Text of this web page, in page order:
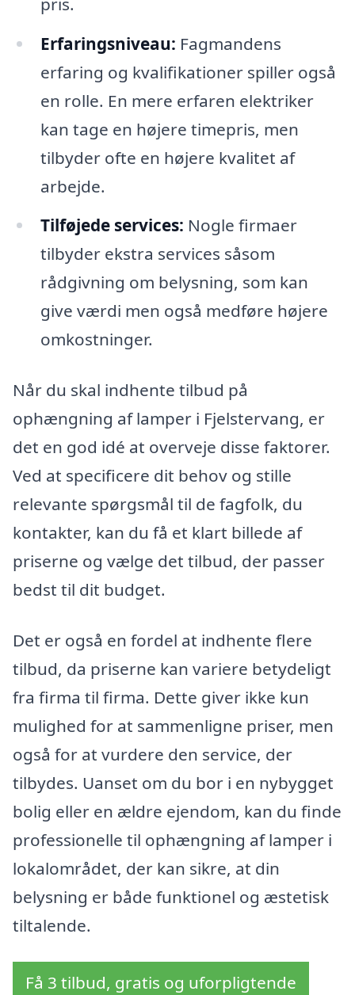
Erfaringsniveau: Fagmandens
erfaring og kvalifikationer spiller også
en rolle. En mere erfaren elektriker
kan tage en højere timepris, men
tilbyder ofte en højere kvalitet af
arbejde.
Tilføjede services: Nogle firmaer
tilbyder ekstra services såsom
rådgivning om belysning, som kan
give værdi men også medføre højere
omkostninger.
Når du skal indhente tilbud på
ophængning af lamper i Fjelstervang, er
det en god idé at overveje disse faktorer.
Ved at specificere dit behov og stille
relevante spørgsmål til de fagfolk, du
kontakter, kan du få et klart billede af
priserne og vælge det tilbud, der passer
bedst til dit budget.
Det er også en fordel at indhente flere
tilbud, da priserne kan variere betydeligt
fra firma til firma. Dette giver ikke kun
mulighed for at sammenligne priser, men
også for at vurdere den service, der
tilbydes. Uanset om du bor i en nybygget
bolig eller en ældre ejendom, kan du finde
professionelle til ophængning af lamper i
lokalområdet, der kan sikre, at din
belysning er både funktionel og æstetisk
tiltalende.
Få 3 tilbud, gratis og uforpligtende